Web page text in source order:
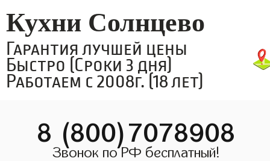
Кухни Солнцево
Гарантия лучшей цены
Быстро (Сроки 3 дня)
Работаем с 2008г. (18 лет)
8 (800)7078908
Звонок по РФ бесплатный!